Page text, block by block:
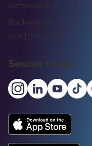
Rockway Oy
Lemuntie 3-5
00510 Helsinki
Seuraa meitä